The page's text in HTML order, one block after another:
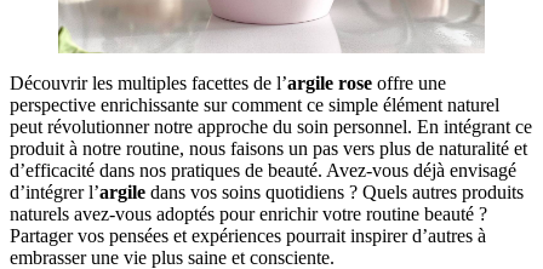
Découvrir les multiples facettes de l’argile rose offre une
perspective enrichissante sur comment ce simple élément naturel
peut révolutionner notre approche du soin personnel. En intégrant ce
produit à notre routine, nous faisons un pas vers plus de naturalité et
d’efficacité dans nos pratiques de beauté. Avez-vous déjà envisagé
d’intégrer l’argile dans vos soins quotidiens ? Quels autres produits
naturels avez-vous adoptés pour enrichir votre routine beauté ?
Partager vos pensées et expériences pourrait inspirer d’autres à
embrasser une vie plus saine et consciente.